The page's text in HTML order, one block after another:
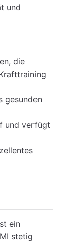
und
die
gesunden
und verfügt
ein
stetig